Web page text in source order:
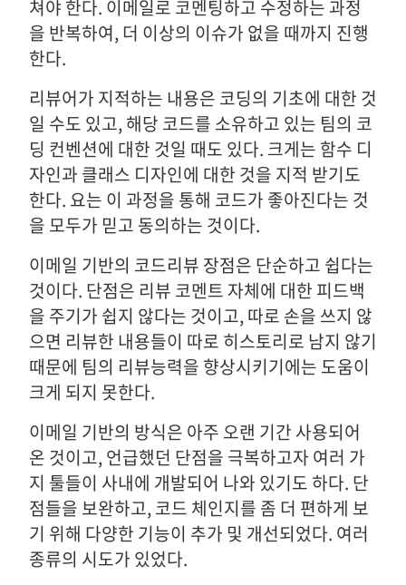
쳐야 한다. 이메일로 코멘팅하고 수정하는 과정
을 반복하여, 더 이상의 이슈가 없을 때까지 진행
한다.
리뷰어가 지적하는 내용은 코딩의 기초에 대한 것
일 수도 있고, 해당 코드를 소유하고 있는 팀의 코
딩 컨벤션에 대한 것일 때도 있다. 크게는 함수 디
자인과 클래스 디자인에 대한 것을 지적 받기도
한다. 요는 이 과정을 통해 코드가 좋아진다는 것
을 모두가 믿고 동의하는 것이다.
이메일 기반의 코드리뷰 장점은 단순하고 쉽다는
것이다. 단점은 리뷰 코멘트 자체에 대한 피드백
을 주기가 쉽지 않다는 것이고, 따로 손을 쓰지 않
으면 리뷰한 내용들이 따로 히스토리로 남지 않기
때문에 팀의 리뷰능력을 향상시키기에는 도움이
크게 되지 못한다.
이메일 기반의 방식은 아주 오랜 기간 사용되어
온 것이고, 언급했던 단점을 극복하고자 여러 가
지 툴들이 사내에 개발되어 나와 있기도 하다. 단
점들을 보완하고, 코드 체인지를 좀 더 편하게 보
기 위해 다양한 기능이 추가 및 개선되었다. 여러
종류의 시도가 있었다.